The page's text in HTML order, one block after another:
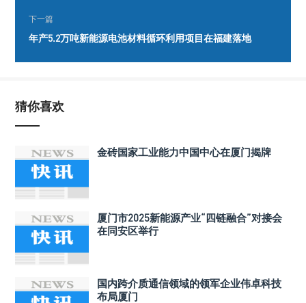
下一篇
年产5.2万吨新能源电池材料循环利用项目在福建落地
猜你喜欢
金砖国家工业能力中国中心在厦门揭牌
厦门市2025新能源产业“四链融合”对接会
在同安区举行
国内跨介质通信领域的领军企业伟卓科技
布局厦门